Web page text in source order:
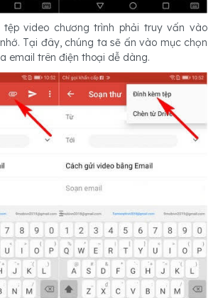
video chương trình phải truy vấn vào
Tại đây, chúng ta sẽ ấn vào mục chọn
email trên điện thoại dễ dàng.